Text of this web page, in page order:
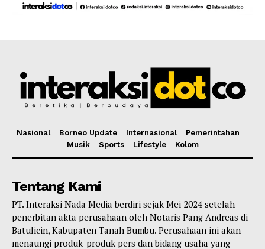
Nasional Borneo Update Internasional
Pemerintahan
Musik
Sports Lifestyle Kolom
Tentang Kami
PT. Interaksi Nada Media berdiri sejak Mei 2024 setelah
penerbitan akta perusahaan oleh Notaris Pang Andreas di
Batulicin, Kabupaten Tanah Bumbu. Perusahaan ini akan
menaungi produk-produk pers dan bidang usaha yang